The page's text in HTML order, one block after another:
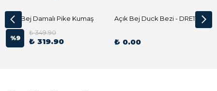
Açık Bej Damalı Pike Kumaş
%9
₺ 349.90
₺ 319.90
Açık Bej Duck Bezi - DRE1144 Kumaş Peçete
₺ 0.00